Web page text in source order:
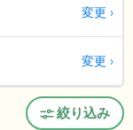
変更
変更
絞り込み